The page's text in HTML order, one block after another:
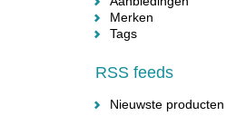
Merken
Tags
RSS feeds
Nieuwste producten